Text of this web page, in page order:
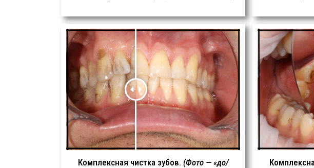
Комплексная чистка зубов. (Фото — «до/